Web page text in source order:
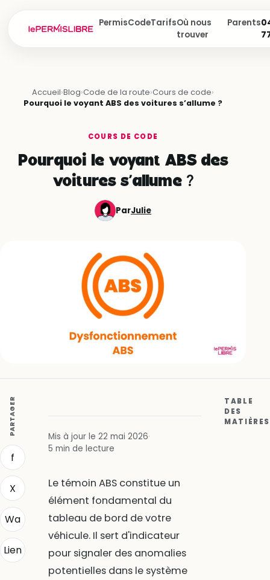
PermisCodeTarifsOù nous
trouver
Parents
Accueil›Blog›Code de la route›Cours de code›
Pourquoi le voyant ABS des voitures s’allume ?
COURS DE CODE
Pourquoi le voyant ABS des
voitures s’allume ?
ParJulie
PARTAGER
f
X
Wa
Lien
Mis à jour le 22 mai 2026·
5 min de lecture
Le témoin ABS constitue un
élément fondamental du
tableau de bord de votre
véhicule. Il sert d'indicateur
pour signaler des anomalies
potentielles dans le système
TABLE
DES
MATIÈRES